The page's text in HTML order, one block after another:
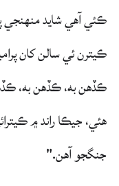
ڪئي آهي شايد منهنجي
ڪيترن ئي سالن کان
ڪڏهن به، ڪڏهن به،
هئي، جيڪا راند ۾
جنگجو آهن."